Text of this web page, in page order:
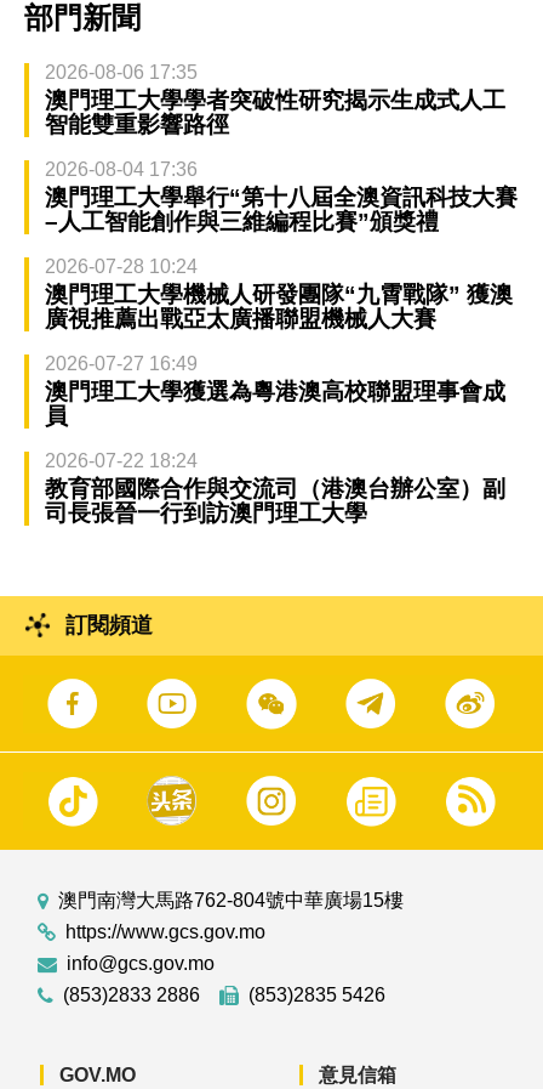
部門新聞
2026-08-06 17:35
澳門理工大學學者突破性研究揭示生成式人工
智能雙重影響路徑
2026-08-04 17:36
澳門理工大學舉行“第十八屆全澳資訊科技大賽
–人工智能創作與三維編程比賽”頒獎禮
2026-07-28 10:24
澳門理工大學機械人研發團隊“九霄戰隊” 獲澳
廣視推薦出戰亞太廣播聯盟機械人大賽
2026-07-27 16:49
澳門理工大學獲選為粵港澳高校聯盟理事會成
員
2026-07-22 18:24
教育部國際合作與交流司（港澳台辦公室）副
司長張晉一行到訪澳門理工大學
訂閱頻道
澳門南灣大馬路762-804號中華廣場15樓
https://www.gcs.gov.mo
info@gcs.gov.mo
(853)2833 2886
(853)2835 5426
GOV.MO 意見信箱